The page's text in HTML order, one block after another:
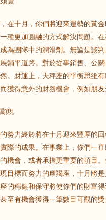
在十月，你們將迎來運勢的黃
種更加圓融的方式解決問題。
為團隊中的潤滑劑。無論是談
鋪平道路。對於從事銷售、公
。財運上，天秤座的平衡思維
獲得意外的財務機會，例如朋友
現
努力終於將在十月迎來豐厚的
際的成果。在事業上，你們一
機會，或者承擔更重要的項目
目標而努力的摩羯座，十月將
的穩健和保守將使你們的財富
至有機會獲得一筆數目可觀的獎